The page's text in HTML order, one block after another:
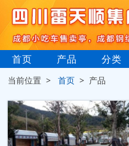
首页 产品 分类
当前位置 >首页 > 产品